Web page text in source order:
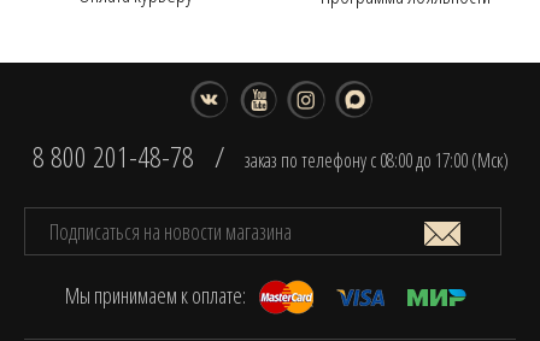
8 800 201-48-78 / заказ по телефону с 08:00 до 17:00 (Мск)
Мы принимаем к оплате: